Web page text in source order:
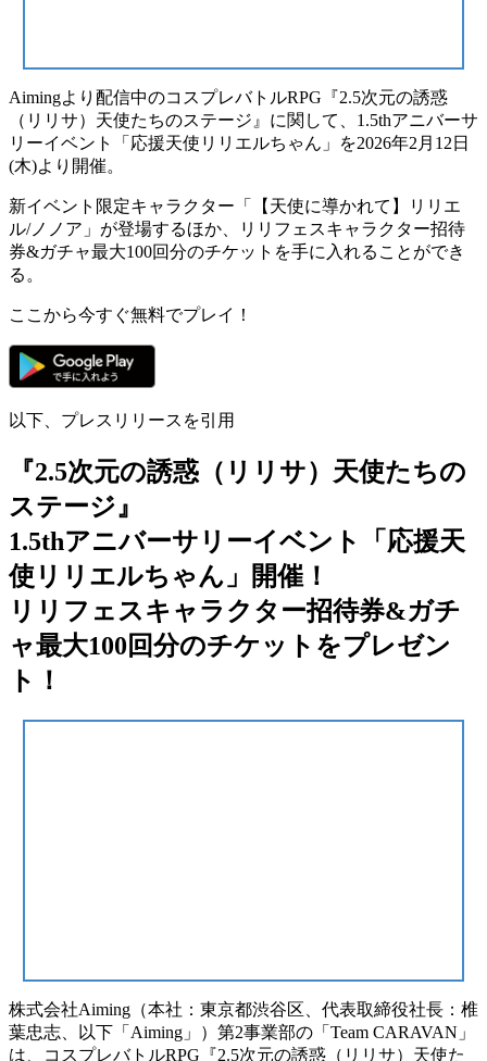
Aimingより配信中のコスプレバトルRPG『2.5次元の誘惑
（リリサ）天使たちのステージ』に関して、 1.5thアニバーサ
リーイベント「応援天使リリエルちゃん」
を2026年2月12日
(木)より開催。
新イベント限定キャラクター 「【天使に導かれて】リリエ
ル/ノノア」 が登場するほか、リリフェスキャラクター招待
券&ガチャ最大100回分のチケットを手に入れることができ
る。
ここから今すぐ無料でプレイ！
以下、プレスリリースを引用
『2.5次元の誘惑（リリサ）天使たちの
ステージ』
1.5thアニバーサリーイベント「応援天
使リリエルちゃん」開催！
リリフェスキャラクター招待券&ガチ
ャ最大100回分のチケットをプレゼン
ト！
株式会社Aiming（本社：東京都渋谷区、代表取締役社長：椎
葉忠志、以下「Aiming」）第2事業部の「Team CARAVAN」
は、コスプレバトルRPG『2.5次元の誘惑（リリサ）天使た